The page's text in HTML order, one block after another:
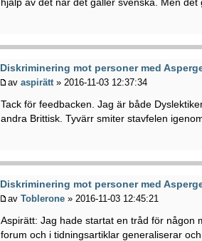
hjälp av det när det gäller svenska. Men
Diskriminering mot personer med
avaspirätt» 2016-11-03 12:37:34
Tack för feedbacken. Jag är både
andra Brittisk. Tyvärr smiter stavfelen
Diskriminering mot personer med
avToblerone » 2016-11-03 12:45:21
Aspirätt: Jag hade startat en tråd för någon
forum och i tidningsartiklar generaliserar